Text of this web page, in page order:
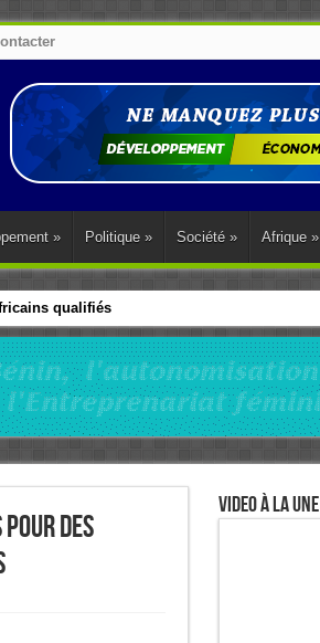
» Politique » Société » Afrique »
qualifiés
seule voix sur la question des réparations
pour des
Video à la Une